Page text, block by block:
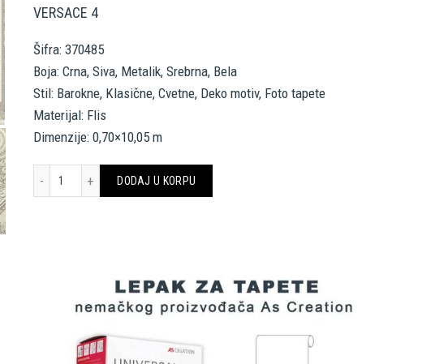
VERSACE 4
Šifra: 370485
Boja: Crna, Siva, Metalik, Srebrna, Bela
Stil: Barokne, Klasične, Cvetne, Deko motiv, Foto tapete
Materijal: Flis
Dimenzije: 0,70×10,05 m
DODAJ U KORPU